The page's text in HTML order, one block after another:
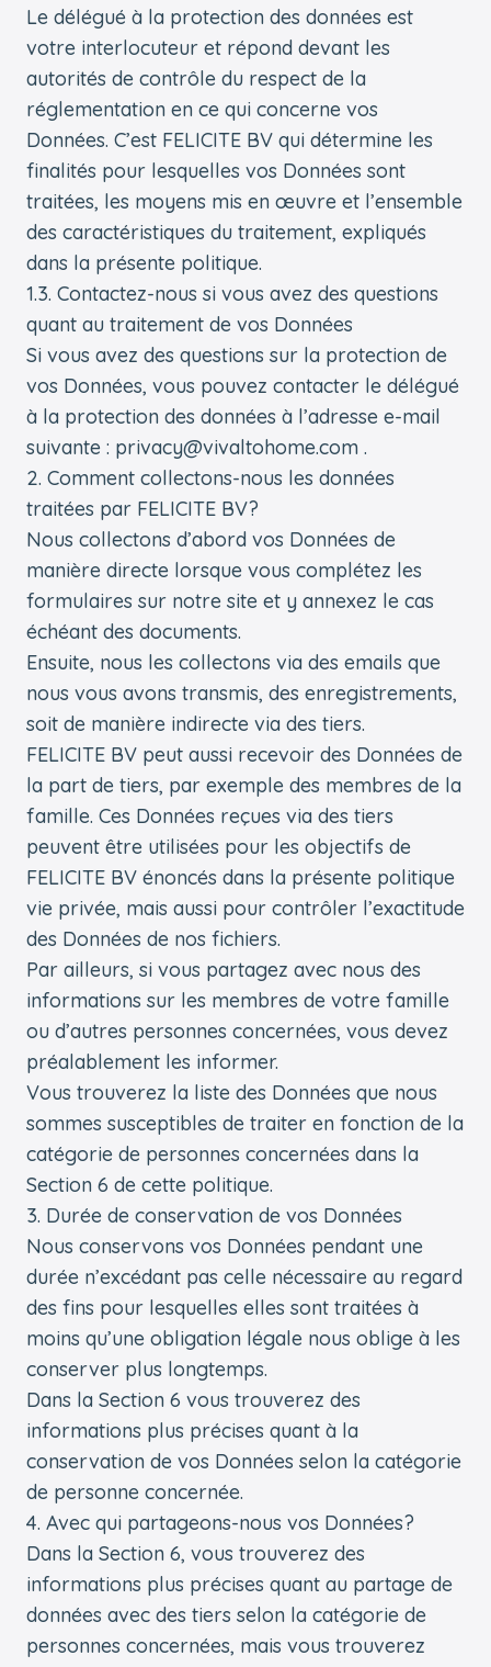
Le délégué à la protection des données est
votre interlocuteur et répond devant les
autorités de contrôle du respect de la
réglementation en ce qui concerne vos
Données. C’est FELICITE BV qui détermine les
finalités pour lesquelles vos Données sont
traitées, les moyens mis en œuvre et l’ensemble
des caractéristiques du traitement, expliqués
dans la présente politique.
1.3. Contactez-nous si vous avez des questions
quant au traitement de vos Données
Si vous avez des questions sur la protection de
vos Données, vous pouvez contacter le délégué
à la protection des données à l’adresse e-mail
suivante : privacy@vivaltohome.com .
2. Comment collectons-nous les données
traitées par FELICITE BV?
Nous collectons d’abord vos Données de
manière directe lorsque vous complétez les
formulaires sur notre site et y annexez le cas
échéant des documents.
Ensuite, nous les collectons via des emails que
nous vous avons transmis, des enregistrements,
soit de manière indirecte via des tiers.
FELICITE BV peut aussi recevoir des Données de
la part de tiers, par exemple des membres de la
famille. Ces Données reçues via des tiers
peuvent être utilisées pour les objectifs de
FELICITE BV énoncés dans la présente politique
vie privée, mais aussi pour contrôler l’exactitude
des Données de nos fichiers.
Par ailleurs, si vous partagez avec nous des
informations sur les membres de votre famille
ou d’autres personnes concernées, vous devez
préalablement les informer.
Vous trouverez la liste des Données que nous
sommes susceptibles de traiter en fonction de la
catégorie de personnes concernées dans la
Section 6 de cette politique.
3. Durée de conservation de vos Données
Nous conservons vos Données pendant une
durée n’excédant pas celle nécessaire au regard
des fins pour lesquelles elles sont traitées à
moins qu’une obligation légale nous oblige à les
conserver plus longtemps.
Dans la Section 6 vous trouverez des
informations plus précises quant à la
conservation de vos Données selon la catégorie
de personne concernée.
4. Avec qui partageons-nous vos Données?
Dans la Section 6, vous trouverez des
informations plus précises quant au partage de
données avec des tiers selon la catégorie de
personnes concernées, mais vous trouverez